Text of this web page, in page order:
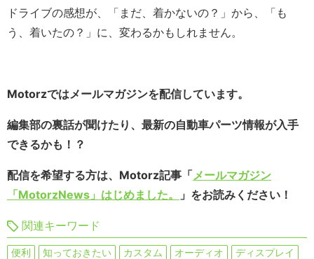
ドライブの感想が、「まだ、着かないの？」から、「も
う、着いたの？」に、変わるかもしれません。
Motorzではメールマガジンを配信しています。
編集部の裏話が聞けたり、最新の自動車パーツ情報が入手
できるかも！？
配信を希望する方は、Motorz記事「 メールマガジン
「MotorzNews」はじめました。
」をお読みください！
関連キーワード
便利 知っておきたい カスタム オーディオ
ディスプレイ